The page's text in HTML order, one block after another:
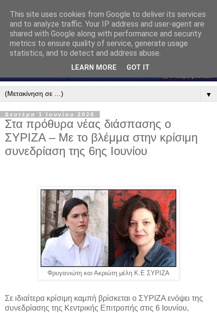
▼
Δευτέρα 1 Ιουνίου 2026
Στα πρόθυρα νέας διάσπασης ο
ΣΥΡΙΖΑ – Με το βλέμμα στην κρίσιμη
συνεδρίαση της 6ης Ιουνίου
Φρυγανιώτη και Ακριώτη μέλη Κ.Ε ΣΥΡΙΖΑ
Σε ιδιαίτερα κρίσιμη καμπή βρίσκεται ο ΣΥΡΙΖΑ ενόψει της
συνεδρίασης της Κεντρικής Επιτροπής στις 6 Ιουνίου,
This site uses cookies from Google to deliver its services
and to analyze traffic. Your IP address and user-agent are
shared with Google along with performance and security
metrics to ensure quality of service, generate usage
statistics, and to detect and address abuse.
LEARN MORE GOT IT